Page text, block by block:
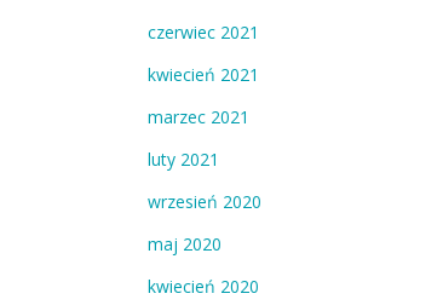
czerwiec 2021
kwiecień 2021
marzec 2021
luty 2021
wrzesień 2020
maj 2020
kwiecień 2020